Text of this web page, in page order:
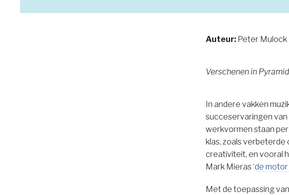
Auteur: Peter
Verschenen in
In andere vakken
succeservaringen
werkvormen staan
klas, zoals
creativiteit, en vooral
Mark Mieras ‘de
Met de toepassing